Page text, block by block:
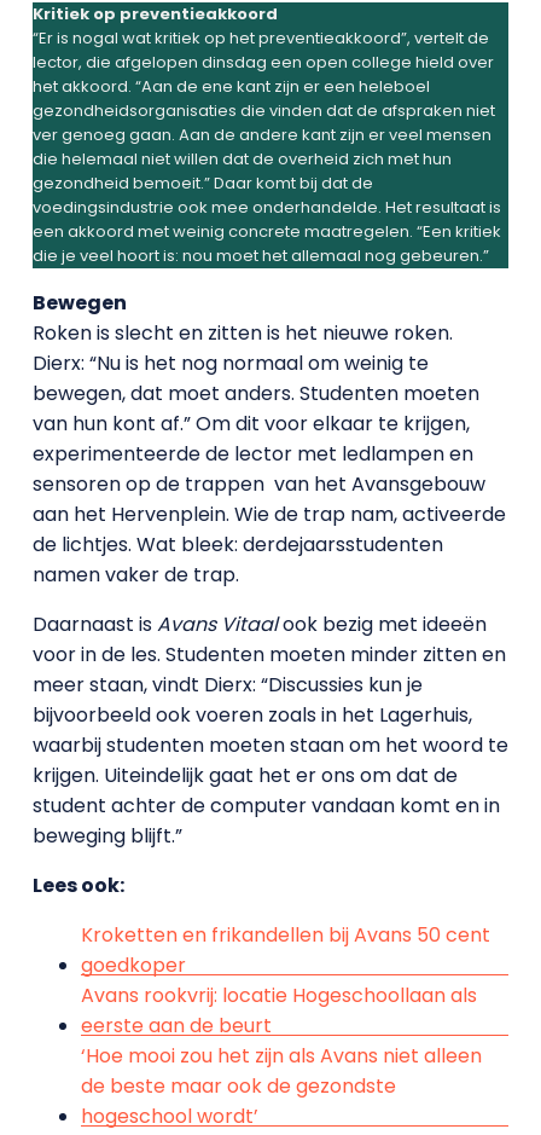
Kritiek op preventieakkoord
“Er is nogal wat kritiek op het preventieakkoord”, vertelt de
lector, die afgelopen dinsdag een open college hield over
het akkoord. “Aan de ene kant zijn er een heleboel
gezondheidsorganisaties die vinden dat de afspraken niet
ver genoeg gaan. Aan de andere kant zijn er veel mensen
die helemaal niet willen dat de overheid zich met hun
gezondheid bemoeit.” Daar komt bij dat de
voedingsindustrie ook mee onderhandelde. Het resultaat is
een akkoord met weinig concrete maatregelen. “Een kritiek
die je veel hoort is: nou moet het allemaal nog gebeuren.”
Bewegen
Roken is slecht en zitten is het nieuwe roken.
Dierx: “Nu is het nog normaal om weinig te
bewegen, dat moet anders. Studenten moeten
van hun kont af.” Om dit voor elkaar te krijgen,
experimenteerde de lector met ledlampen en
sensoren op de trappen van het Avansgebouw
aan het Hervenplein. Wie de trap nam, activeerde
de lichtjes. Wat bleek: derdejaarsstudenten
namen vaker de trap.
Daarnaast isAvans Vitaalook bezig met ideeën
voor in de les. Studenten moeten minder zitten en
meer staan, vindt Dierx: “Discussies kun je
bijvoorbeeld ook voeren zoals in het Lagerhuis,
waarbij studenten moeten staan om het woord te
krijgen. Uiteindelijk gaat het er ons om dat de
student achter de computer vandaan komt en in
beweging blijft.”
Lees ook:
Kroketten en frikandellen bij Avans 50 cent
goedkoper
Avans rookvrij: locatie Hogeschoollaan als
eerste aan de beurt
‘Hoe mooi zou het zijn als Avans niet alleen
de beste maar ook de gezondste
hogeschool wordt’